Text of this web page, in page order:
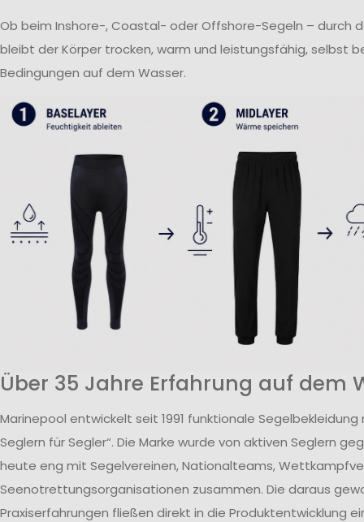
Ob beim Inshore-, Coastal- oder Offshore-Segeln – durch
bleibt der Körper trocken, warm und leistungsfähig, selbst
Bedingungen auf dem Wasser.
Über 35 Jahre Erfahrung auf dem
Marinepool entwickelt seit 1991 funktionale Segelbekleidung
Seglern für Segler“. Die Marke wurde von aktiven Seglern
heute eng mit Segelvereinen, Nationalteams,
Seenotrettungsorganisationen zusammen. Die daraus
Praxiserfahrungen fließen direkt in die Produktentwicklung